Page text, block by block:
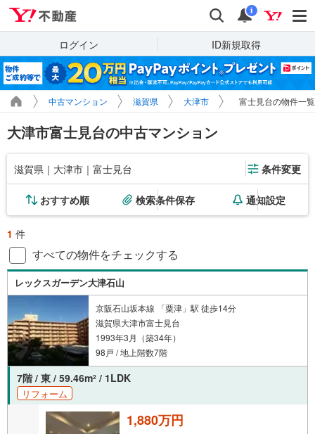
検索 通知
i
ログイン ID新規取得
中古マンション 滋賀県 大津市 富士見台の物件一覧
大津市富士見台の中古マンション
滋賀県｜大津市｜富士見台 条件変更
おすすめ順 検索条件保存 通知設定
1 件
すべての物件をチェックする
レックスガーデン大津石山
京阪石山坂本線 「粟津」駅 徒歩14分
滋賀県大津市富士見台
1993年3月（築34年）
98戸 / 地上階数7階
7階 / 東 / 59.46m2 / 1LDK
リフォーム
1,880万円